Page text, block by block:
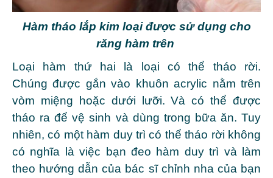
Hàm tháo lắp kim loại được sử dụng cho
răng hàm trên
Loại hàm thứ hai là loại có thể tháo rời.
Chúng được gắn vào khuôn acrylic nằm trên
vòm miệng hoặc dưới lưỡi. Và có thể được
tháo ra để vệ sinh và dùng trong bữa ăn. Tuy
nhiên, có một hàm duy trì có thể tháo rời không
có nghĩa là việc bạn đeo hàm duy trì và làm
theo hướng dẫn của bác sĩ chỉnh nha của bạn